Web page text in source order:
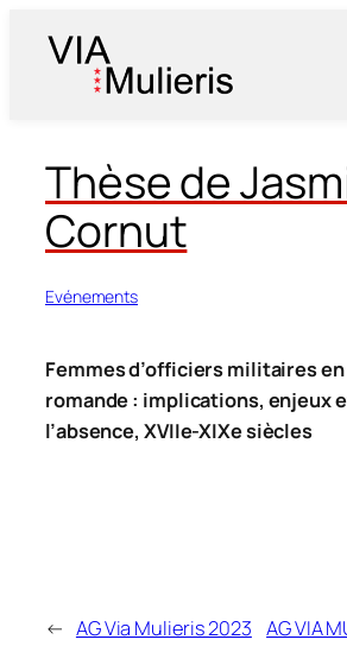
Thèse de
Cornut
Evénements
Femmes d’officiers militaires
romande : implications, enjeux
l’absence, XVIIe-XIXe siècles
← AG Via Mulieris 2023 AG VIA